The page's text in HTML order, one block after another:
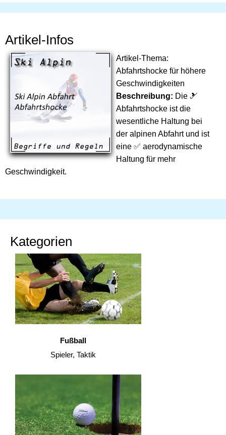
Artikel-Infos
Artikel-Thema:
Abfahrtshocke für höhere
Geschwindigkeiten
Beschreibung: Die 🎿
Abfahrtshocke ist die
wesentliche Haltung bei
der alpinen Abfahrt und ist
eine ✅ aerodynamische
Haltung für mehr
Geschwindigkeit.
Kategorien
Fußball
Spieler, Taktik